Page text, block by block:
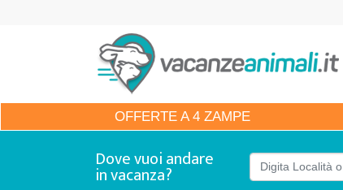
OFFERTEA 4 ZAMPE
Dove vuoi andare
in vacanza?